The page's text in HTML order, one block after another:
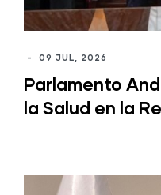
- 09 JUL, 2026
Parlamento
la Salud en la